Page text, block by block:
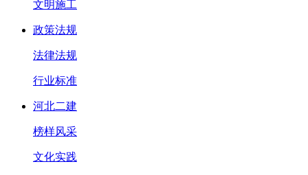
文明施工
政策法规
法律法规
行业标准
河北二建
榜样风采
文化实践